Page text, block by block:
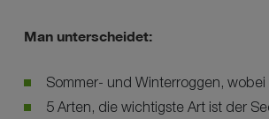
Man unterscheidet:
Sommer- und Winterroggen,
5 Arten, die wichtigste Art ist der